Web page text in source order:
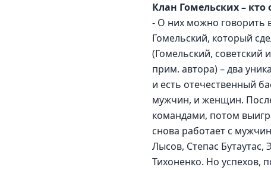
Клан Гомельских – кто
- О них можно говорить
Гомельский, который
(Гомельский, советский
прим. автора) – два
и есть отечественный
мужчин, и женщин.
командами, потом
снова работает с
Лысов, Степас
Тихоненко. Но успехов,